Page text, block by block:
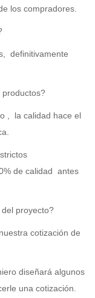
los compradores.
definitivamente
, la calidad hace el
de calidad antes
proyecto?
cotización de
diseñará algunos
una cotización.